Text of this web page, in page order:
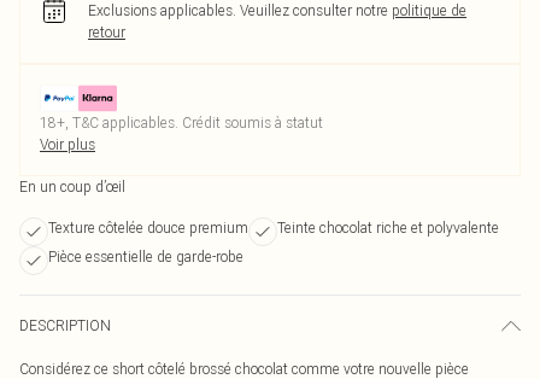
Exclusions applicables. Veuillez consulter notre politique de
retour
18+, T&C applicables. Crédit soumis à statut
Voir plus
En un coup d’œil
Texture côtelée douce premium
Teinte chocolat riche et polyvalente
Pièce essentielle de garde-robe
DESCRIPTION
Considérez ce short côtelé brossé chocolat comme votre nouvelle pièce